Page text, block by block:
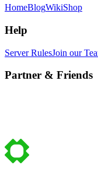
HomeBlogWikiShop
Help
Server RulesJoin our
Partner & Friends